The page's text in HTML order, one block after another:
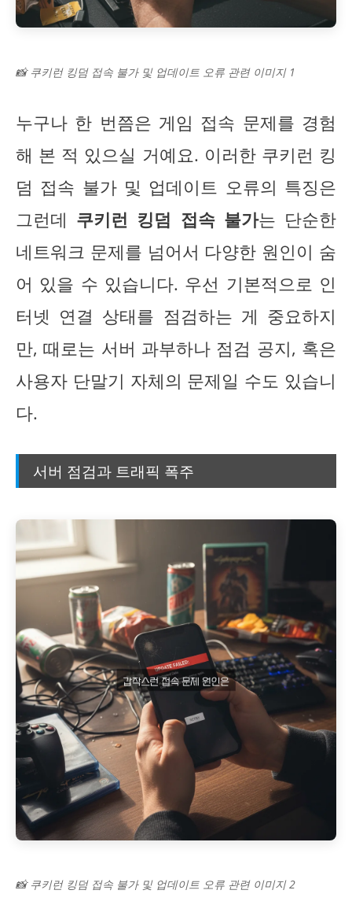
📸 쿠키런 킹덤 접속 불가 및 업데이트 오류 관련 이미지 1
누구나 한 번쯤은 게임 접속 문제를 경험
해 본 적 있으실 거예요. 이러한 쿠키런 킹
덤 접속 불가 및 업데이트 오류의 특징은
그런데 쿠키런 킹덤 접속 불가는 단순한
네트워크 문제를 넘어서 다양한 원인이 숨
어 있을 수 있습니다. 우선 기본적으로 인
터넷 연결 상태를 점검하는 게 중요하지
만, 때로는 서버 과부하나 점검 공지, 혹은
사용자 단말기 자체의 문제일 수도 있습니
다.
서버 점검과 트래픽 폭주
📸 쿠키런 킹덤 접속 불가 및 업데이트 오류 관련 이미지 2